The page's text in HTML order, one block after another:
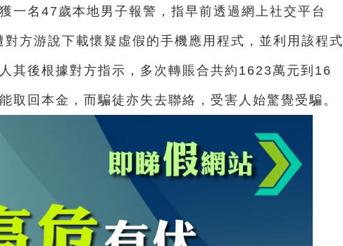
一名47歲本地男子報警，指早前透過網上社交平台
方游說下載懷疑虛假的手機應用程式，並利用該程式
其後根據對方指示，多次轉賬合共約1623萬元到16
取回本金，而騙徒亦失去聯絡，受害人始驚覺受騙。